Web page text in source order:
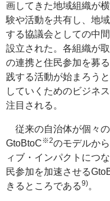
画してきた地域組織が
験や活動を共有し、地
する協議会としての中
設立された。各組織が
の連携と住民参加を募
践する活動が始まろう
していくためのビジネ
注目される。
従来の自治体が個々
GtoBtoC※2のモデルか
ィブ・インパクトにつ
民参加を加速させる
きるところである9)。